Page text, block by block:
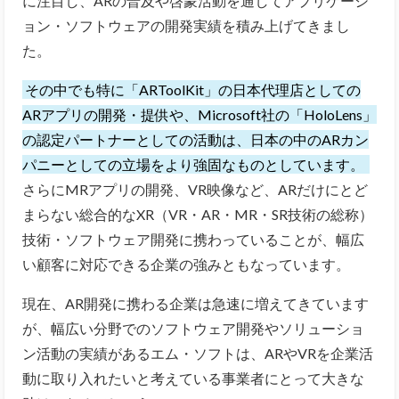
ョン・ソフトウェアの開発実績を積み上げてきまし
た。
その中でも特に「ARToolKit」の日本代理店としての
ARアプリの開発・提供や、Microsoft社の「HoloLens」
の認定パートナーとしての活動は、日本の中のARカン
パニーとしての立場をより強固なものとしています。
さらにMRアプリの開発、VR映像など、ARだけにとど
まらない総合的なXR（VR・AR・MR・SR技術の総称）
技術・ソフトウェア開発に携わっていることが、幅広
い顧客に対応できる企業の強みともなっています。
現在、AR開発に携わる企業は急速に増えてきています
が、幅広い分野でのソフトウェア開発やソリューショ
ン活動の実績があるエム・ソフトは、ARやVRを企業活
動に取り入れたいと考えている事業者にとって大きな